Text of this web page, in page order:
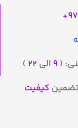
+
( ۹ الی ۲۲ )
تضمین کیفیت